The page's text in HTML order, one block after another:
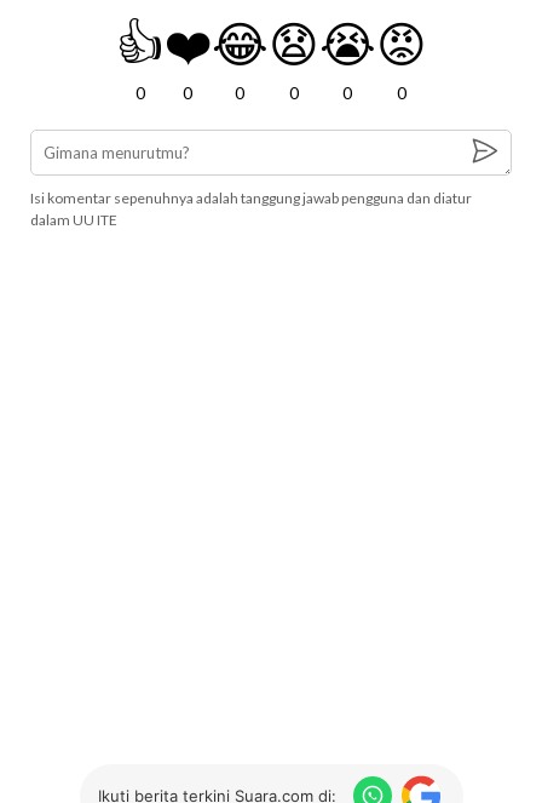
👍
0
❤️
0
😂
0
😧
0
😭
0
😡
0
Isi komentar sepenuhnya adalah tanggung jawab pengguna dan diatur
dalam UU ITE
Ikuti berita terkini Suara.com di: